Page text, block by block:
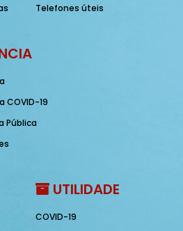
Telefones úteis
COVID-19
Pública
UTILIDADE
COVID-19